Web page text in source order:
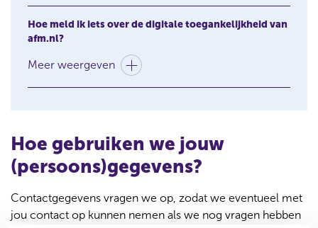
Hoe meld ik iets over de digitale toegankelijkheid van
afm.nl?
Meer weergeven
Hoe gebruiken we jouw
(persoons)gegevens?
Contactgegevens vragen we op, zodat we eventueel met
jou contact op kunnen nemen als we nog vragen hebben